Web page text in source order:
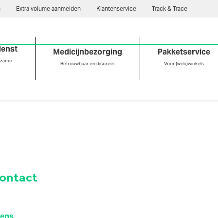
Extra volume aanmelden Klantenservice Track & Trace
Medicijnbezorging
Betrouwbaar en discreet
Pakketservice
Voor (web)winkels